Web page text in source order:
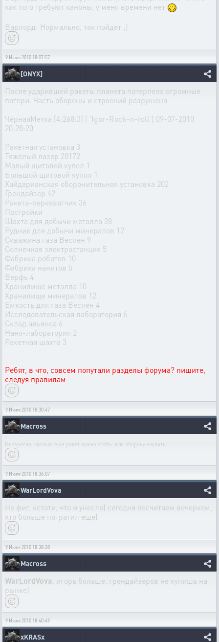
как того требуют каноны, у меня времени нет
Варлорд: Нормально, так пойдет ;)
9 Июля 2010 18:07:57
[ONYX]
После ударившей ракеты планета потерпела огромные
потери. Часть обороны и строений разрушена
ЧёрнаяМетка [4:268:3] ( 'Igor-Rock-n-roll') 09-07-2010
20:28:20
Ракетная установка 3
Тяжёлый лазер 20172
Малый щитовой купол 1
Большой щитовой купол 1
Хайдарианская оборонительная установка 202
Грендайзер 42
Ракета-перехватчик 36
Постройки
Шахта для добычи металла 28
Рудник для добычи минералов 12
Скважина газа Веспен 9
Солнечная электростанция 5
Фабрика роботов 10
Фабрика нанитов 5
Верфь 4
Хранилище металла 10
Хранилище минералов 12
Емкость для газа Веспен 4
Исследовательская лаборатория 6
Склад альянса 6
Нано-лаборатория 2
Ракетная шахта 3
Ребят, в что, совсем попутали разделы форума? пишите,
следуя правилам
9 Июля 2010 18:30:47
Macross
Интересно, сколько еще ракет нужно чтобы всю оборону снулить)
9 Июля 2010 18:36:07
WarLordVova
Не фиг, кстати, что и унесло) сегодня посчитаем вечерком,
кто больше потратил еще)
9 Июля 2010 18:38:38
Macross
WarLordVova , игорь больше. грендайзеров не купишь на
рынке)
9 Июля 2010 18:40:49
xKRASx